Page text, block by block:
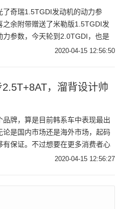
激了一波销量。
了奇瑞1.5TGDI发动机的动力参
之余附带赠送了米勒版1.5TGDI发
力参数，今天轮到2.0TGDI，也是
关注的一款大排量机型（当然这个
来，1.5TGDI是略微缩缸的话，那
，其实这些也不是普通消费者关心
重点还是动力参数本身，毕竟上路
在在的动力储备比技术细节更吸引
2020-04-15 12:56:50
，溜背设计帅
品牌，算是目前韩系车中表现最出
论是国内市场还是海外市场，起码
有保证。不过想要在更多消费者心
好印象，就得走高端路线，为何说
2020-04-15 12:56:27